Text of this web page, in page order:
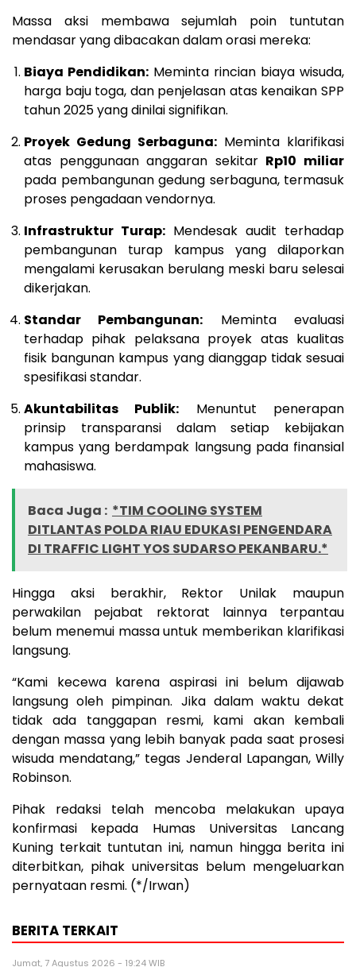
Massa aksi membawa sejumlah poin tuntutan
mendasar yang dibacakan dalam orasi mereka:
Biaya Pendidikan: Meminta rincian biaya wisuda,
harga baju toga, dan penjelasan atas kenaikan SPP
tahun 2025 yang dinilai signifikan.
Proyek Gedung Serbaguna: Meminta klarifikasi
atas penggunaan anggaran sekitar Rp10 miliar
pada pembangunan gedung serbaguna, termasuk
proses pengadaan vendornya.
Infrastruktur Turap: Mendesak audit terhadap
pembangunan turap kampus yang dilaporkan
mengalami kerusakan berulang meski baru selesai
dikerjakan.
Standar Pembangunan: Meminta evaluasi
terhadap pihak pelaksana proyek atas kualitas
fisik bangunan kampus yang dianggap tidak sesuai
spesifikasi standar.
Akuntabilitas Publik: Menuntut penerapan
prinsip transparansi dalam setiap kebijakan
kampus yang berdampak langsung pada finansial
mahasiswa.
Baca Juga : *TIM COOLING SYSTEM
DITLANTAS POLDA RIAU EDUKASI PENGENDARA
DI TRAFFIC LIGHT YOS SUDARSO PEKANBARU.*
Hingga aksi berakhir, Rektor Unilak maupun
perwakilan pejabat rektorat lainnya terpantau
belum menemui massa untuk memberikan klarifikasi
langsung.
“Kami kecewa karena aspirasi ini belum dijawab
langsung oleh pimpinan. Jika dalam waktu dekat
tidak ada tanggapan resmi, kami akan kembali
dengan massa yang lebih banyak pada saat prosesi
wisuda mendatang,” tegas Jenderal Lapangan, Willy
Robinson.
Pihak redaksi telah mencoba melakukan upaya
konfirmasi kepada Humas Universitas Lancang
Kuning terkait tuntutan ini, namun hingga berita ini
diterbitkan, pihak universitas belum mengeluarkan
pernyataan resmi. (*/Irwan)
BERITA TERKAIT
Jumat, 7 Agustus 2026 - 19:24 WIB